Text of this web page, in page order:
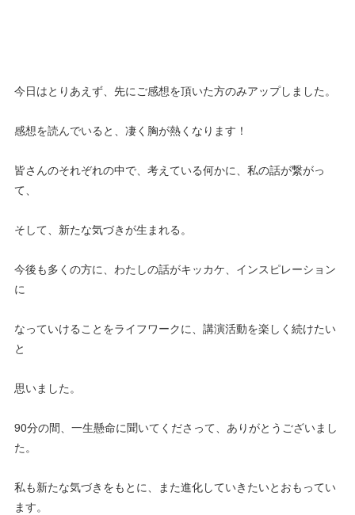
今日はとりあえず、先にご感想を頂いた方のみアップしました。
感想を読んでいると、凄く胸が熱くなります！
皆さんのそれぞれの中で、考えている何かに、私の話が繋がっ
て、
そして、新たな気づきが生まれる。
今後も多くの方に、わたしの話がキッカケ、インスピレーション
に
なっていけることをライフワークに、講演活動を楽しく続けたい
と
思いました。
90分の間、一生懸命に聞いてくださって、ありがとうございまし
た。
私も新たな気づきをもとに、また進化していきたいとおもってい
ます。